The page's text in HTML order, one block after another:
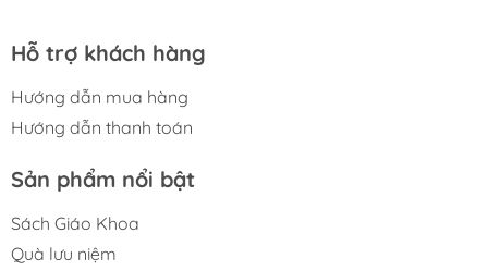
Hỗ trợ khách hàng
Hướng dẫn mua hàng
Hướng dẫn thanh toán
Sản phẩm nổi bật
Sách Giáo Khoa
Quà lưu niệm